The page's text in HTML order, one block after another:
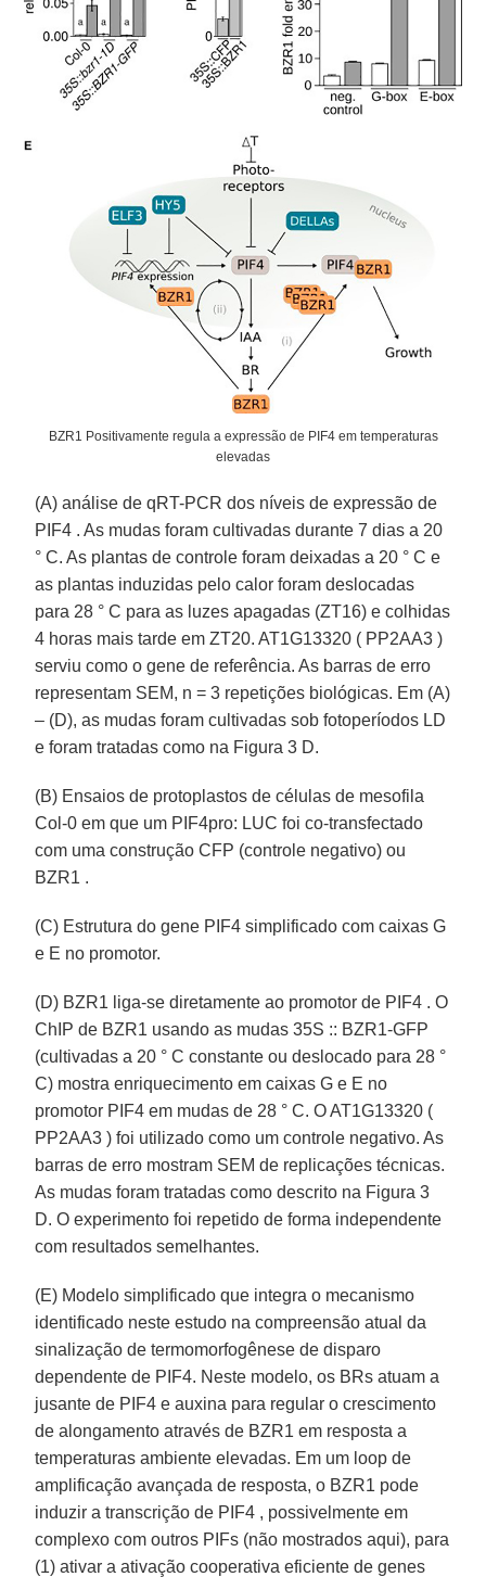
BZR1 Positivamente regula a expressão de PIF4 em temperaturas
elevadas
(A) análise de qRT-PCR dos níveis de expressão de
PIF4 . As mudas foram cultivadas durante 7 dias a 20
° C. As plantas de controle foram deixadas a 20 ° C e
as plantas induzidas pelo calor foram deslocadas
para 28 ° C para as luzes apagadas (ZT16) e colhidas
4 horas mais tarde em ZT20. AT1G13320 ( PP2AA3 )
serviu como o gene de referência. As barras de erro
representam SEM, n = 3 repetições biológicas. Em (A)
– (D), as mudas foram cultivadas sob fotoperíodos LD
e foram tratadas como na Figura 3 D.
(B) Ensaios de protoplastos de células de mesofila
Col-0 em que um PIF4pro: LUC foi co-transfectado
com uma construção CFP (controle negativo) ou
BZR1 .
(C) Estrutura do gene PIF4 simplificado com caixas G
e E no promotor.
(D) BZR1 liga-se diretamente ao promotor de PIF4 . O
ChIP de BZR1 usando as mudas 35S :: BZR1-GFP
(cultivadas a 20 ° C constante ou deslocado para 28 °
C) mostra enriquecimento em caixas G e E no
promotor PIF4 em mudas de 28 ° C. O AT1G13320 (
PP2AA3 ) foi utilizado como um controle negativo. As
barras de erro mostram SEM de replicações técnicas.
As mudas foram tratadas como descrito na Figura 3
D. O experimento foi repetido de forma independente
com resultados semelhantes.
(E) Modelo simplificado que integra o mecanismo
identificado neste estudo na compreensão atual da
sinalização de termomorfogênese de disparo
dependente de PIF4. Neste modelo, os BRs atuam a
jusante de PIF4 e auxina para regular o crescimento
de alongamento através de BZR1 em resposta a
temperaturas ambiente elevadas. Em um loop de
amplificação avançada de resposta, o BZR1 pode
induzir a transcrição de PIF4 , possivelmente em
complexo com outros PIFs (não mostrados aqui), para
(1) ativar a ativação cooperativa eficiente de genes